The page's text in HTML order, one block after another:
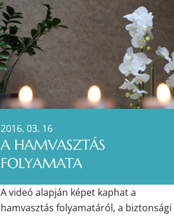
2016. 03. 16
A HAMVASZTÁS
FOLYAMATA
A videó alapján képet kaphat a
hamvasztás folyamatáról, a biztonsági